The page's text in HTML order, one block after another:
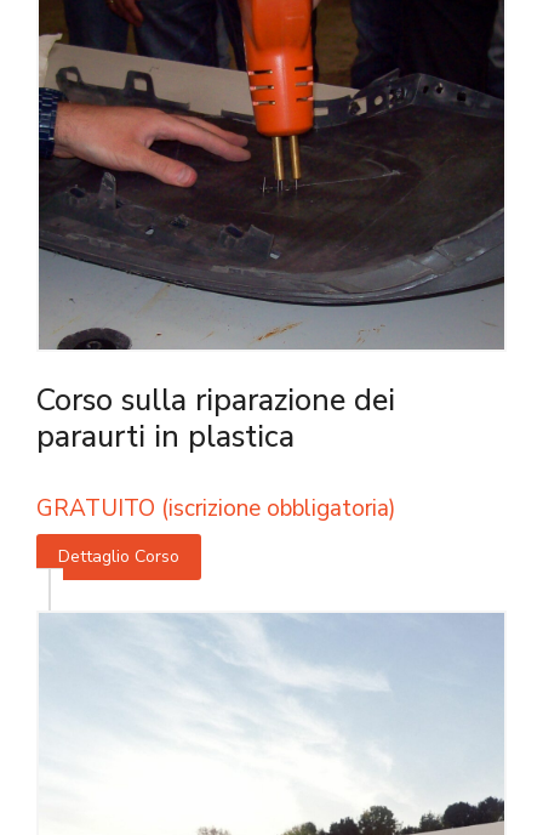
Corso sulla riparazione dei
paraurti in plastica
GRATUITO (iscrizione obbligatoria)
Dettaglio Corso